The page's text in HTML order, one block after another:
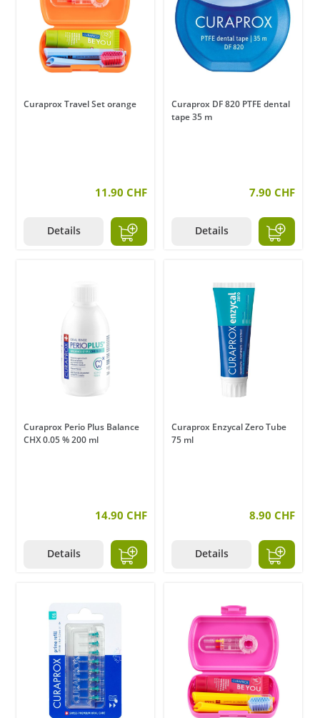
Curaprox Travel Set orange
11.90 CHF
Details
Curaprox DF 820 PTFE dental
tape 35 m
7.90 CHF
Details
Curaprox Perio Plus Balance
CHX 0.05 % 200 ml
14.90 CHF
Details
Curaprox Enzycal Zero Tube
75 ml
8.90 CHF
Details